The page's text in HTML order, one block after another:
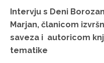
Intervju s Deni
Marjan, članicom
saveza i autoricom
tematike